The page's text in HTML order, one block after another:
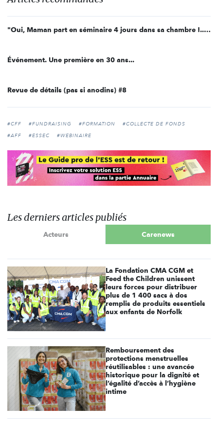
"Oui, Maman part en séminaire 4 jours dans sa chambre !... Et Elle est en tongs ! Et on ne la dérange pas !"
Événement. Une première en 30 ans...
Revue de détails (pas si anodins) #8
#CFF #FUNDRAISING #FORMATION
#COLLECTE DE FONDS
#AFF
#ESSEC #WEBINAIRE
Les derniers articles publiés
Acteurs Carenews
La Fondation CMA CGM et
Feed the Children unissent
leurs forces pour distribuer
plus de 1 400 sacs à dos
remplis de produits essentiels
aux enfants de Norfolk
Remboursement des
protections menstruelles
réutilisables : une avancée
historique pour la dignité et
l’égalité d’accès à l’hygiène
intime